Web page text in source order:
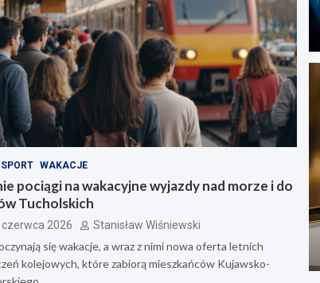
WAKACJE
pociągi na wakacyjne wyjazdy nad morze i do
Tucholskich
czerwca 2026 Stanisław Wiśniewski
się wakacje, a wraz z nimi nowa oferta letnich
kolejowych, które zabiorą mieszkańców Kujawsko-